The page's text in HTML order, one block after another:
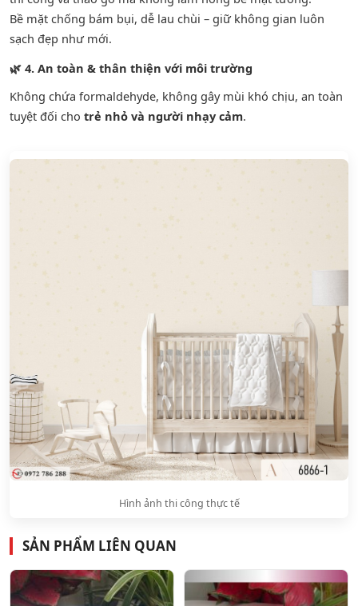
Bề mặt chống bám bụi, dễ lau chùi – giữ không gian luôn
sạch đẹp như mới.
🌿 4. An toàn & thân thiện với môi trường
Không chứa formaldehyde, không gây mùi khó chịu, an toàn
tuyệt đối cho trẻ nhỏ và người nhạy cảm.
Hình ảnh thi công thực tế
SẢN PHẨM LIÊN QUAN